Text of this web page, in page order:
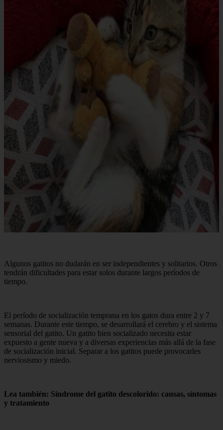
Algunos gatitos no dudarán en ser independientes y solitarios. Otros
tendrán dificultades para estar solos durante largos períodos de
tiempo.
El período de socialización temprana en los gatos dura entre 2 y 7
semanas. Durante este tiempo, se desarrollará el cerebro y el sistema
sensorial del gatito. Un gatito bien socializado necesita estar
expuesto a gente nueva y a diversas experiencias más allá de la fase
de socialización inicial. Separar a los gatitos puede provocarles
nerviosismo y miedo.
Lea también: Síndrome del gatito descolorido: causas, síntomas
y tratamiento